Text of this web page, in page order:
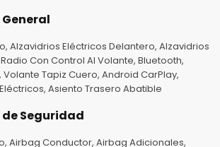
Alzavidrios Eléctricos Delantero, Alzavidrios
Con Control Al Volante, Bluetooth,
Tapiz Cuero, Android CarPlay,
Asiento Trasero Abatible
Seguridad
Airbag Conductor, Airbag Adicionales,